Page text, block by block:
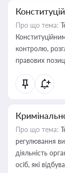
Про що тема:
контролю,
правових
Про що тема:
регулювання
діяльність
осіб, які